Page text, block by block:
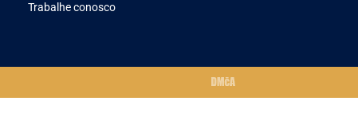
Trabalhe conosco